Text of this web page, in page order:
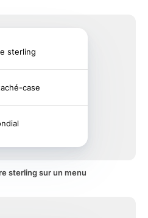
sterling
case
sterling sur un menu